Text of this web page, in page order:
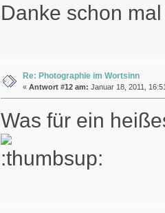
Danke schon
Re: Photographie im Wortsinn
« Antwort #12 am: Januar 18, 2011,
Was für ein